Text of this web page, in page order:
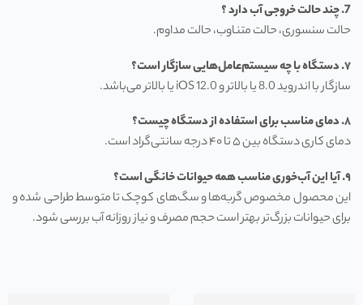
7. چند حالت خروجی آب دارد ؟
حالت سنسوری، حالت متناوب، حالت مداوم.
۷. دستگاه با چه سیستم‌عامل‌هایی سازگار است؟
سازگار با اندروید 8.0 یا بالاتر و iOS 12.0 یا بالاتر می‌باشد.
۸. دمای مناسب برای استفاده از دستگاه چیست؟
دمای کاری دستگاه بین ۵ تا ۴۰ درجه سانتی‌گراد است.
۹. آیا این آب‌خوری مناسب همه حیوانات خانگی است؟
این محصول مخصوص گربه‌ها و سگ‌های کوچک تا متوسط طراحی شده و
برای حیوانات بزرگ‌تر بهتر است حجم مصرف و نیاز روزانه آب بررسی شود.